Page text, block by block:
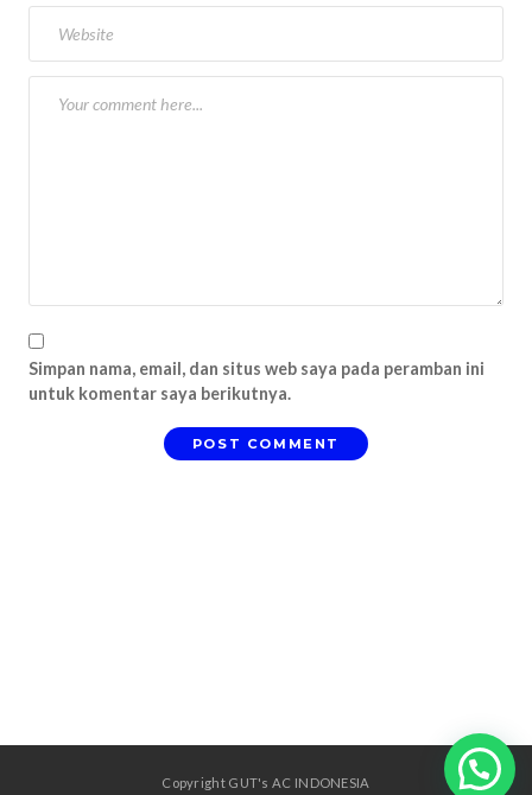
Simpan nama, email, dan situs web saya pada peramban ini
untuk komentar saya berikutnya.
Copyright GUT's AC INDONESIA